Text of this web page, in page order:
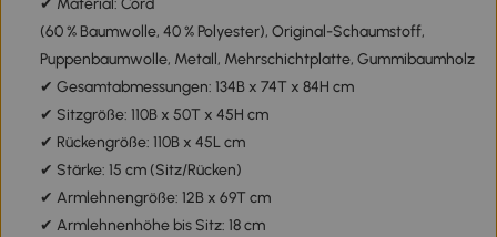
✔ Material: Cord
(60 % Baumwolle, 40 % Polyester), Original-Schaumstoff,
Puppenbaumwolle, Metall, Mehrschichtplatte, Gummibaumholz
✔ Gesamtabmessungen: 134B x 74T x 84H cm
✔ Sitzgröße: 110B x 50T x 45H cm
✔ Rückengröße: 110B x 45L cm
✔ Stärke: 15 cm (Sitz/Rücken)
✔ Armlehnengröße: 12B x 69T cm
✔ Armlehnenhöhe bis Sitz: 18 cm